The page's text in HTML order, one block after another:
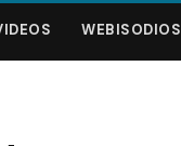
WEBISODIOS